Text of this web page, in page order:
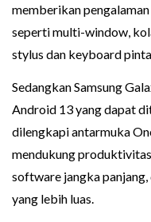
memberikan
seperti multi-window,
stylus dan keyboard
Sedangkan Samsung
Android 13 yang dapat
dilengkapi antarmuka
mendukung
software jangka
yang lebih luas.